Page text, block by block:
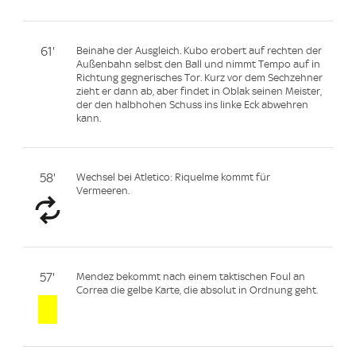
61'
Beinahe der Ausgleich. Kubo erobert auf rechten der
Außenbahn selbst den Ball und nimmt Tempo auf in
Richtung gegnerisches Tor. Kurz vor dem Sechzehner
zieht er dann ab, aber findet in Oblak seinen Meister,
der den halbhohen Schuss ins linke Eck abwehren
kann.
58'
Wechsel bei Atletico: Riquelme kommt für
Vermeeren.
57'
Mendez bekommt nach einem taktischen Foul an
Correa die gelbe Karte, die absolut in Ordnung geht.